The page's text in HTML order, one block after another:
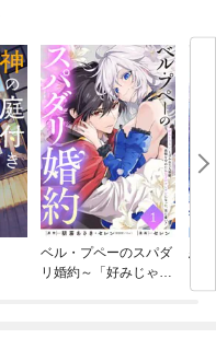
ベル・プペーのスパダ
リ婚約～「好みじゃな
悪